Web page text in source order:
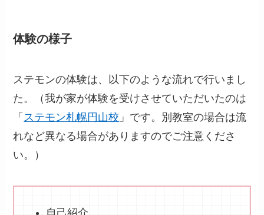
体験の様子
ステモンの体験は、以下のような流れで行いまし
た。（我が家が体験を受けさせていただいたのは
「 ステモン札幌円山校 」です。別教室の場合は流
れなど異なる場合がありますのでご注意くださ
い。）